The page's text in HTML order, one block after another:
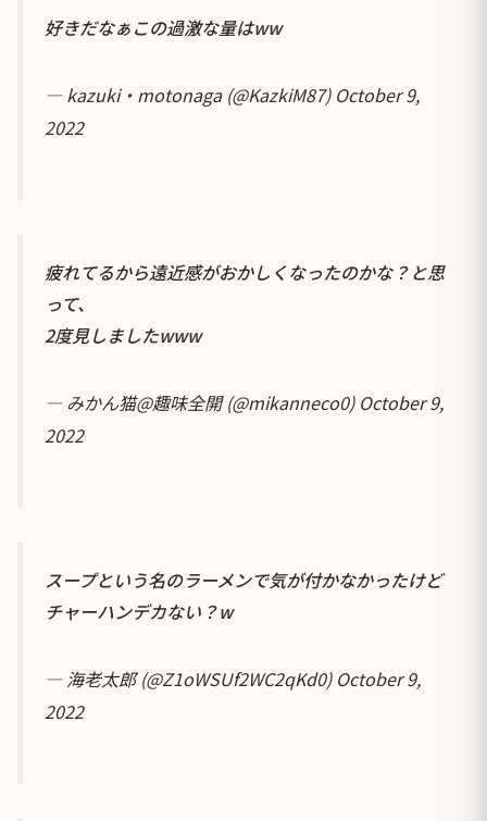
好きだなぁこの過激な量はww
— kazuki・motonaga (@KazkiM87) October 9,
2022
疲れてるから遠近感がおかしくなったのかな？と思
って、
2度見しましたwww
— みかん猫@趣味全開 (@mikanneco0) October 9,
2022
スープという名のラーメンで気が付かなかったけど
チャーハンデカない？w
— 海老太郎 (@Z1oWSUf2WC2qKd0) October 9,
2022